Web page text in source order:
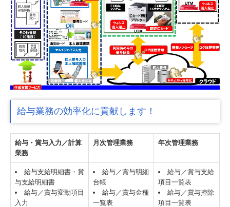
給与業務の効率化に貢献します！
給与・賞与入力／計算
業務
月次管理業務 年次管理業務
給与支給明細書・賞
与支給明細書
給与／賞与変動項目
入力
給与／賞与明細
台帳
給与／賞与金種
一覧表
給与／賞与支給
項目一覧表
給与／賞与控除
項目一覧表